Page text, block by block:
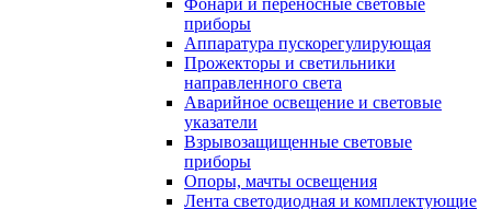
Фонари и переносные световые
приборы
Аппаратура пускорегулирующая
Прожекторы и светильники
направленного света
Аварийное освещение и световые
указатели
Взрывозащищенные световые
приборы
Опоры, мачты освещения
Лента светодиодная и комплектующие